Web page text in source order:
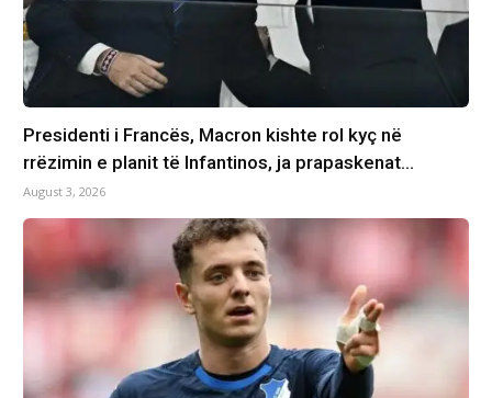
Presidenti i Francës, Macron kishte rol kyç në
rrëzimin e planit të Infantinos, ja prapaskenat…
August 3, 2026